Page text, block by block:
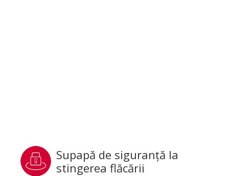
Supapă de siguranţă la
stingerea flăcării